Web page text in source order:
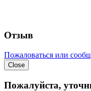
Отзыв
Пожаловаться или
Close
Пожалуйста,